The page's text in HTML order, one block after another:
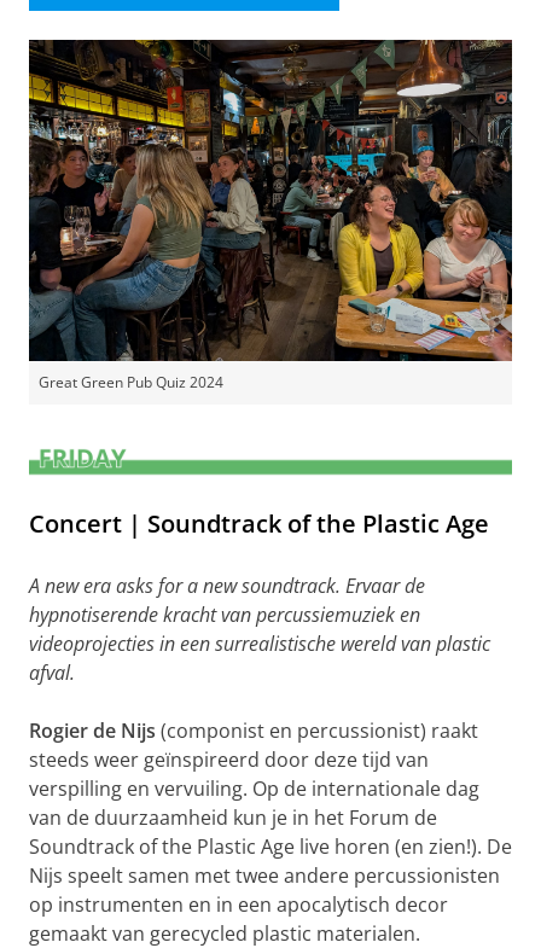
Great Green Pub Quiz 2024
Concert | Soundtrack of the Plastic Age
A new era asks for a new soundtrack. Ervaar de
hypnotiserende kracht van percussiemuziek en
videoprojecties in een surrealistische wereld van plastic
afval.
Rogier de Nijs (componist en percussionist) raakt
steeds weer geïnspireerd door deze tijd van
verspilling en vervuiling. Op de internationale dag
van de duurzaamheid kun je in het Forum de
Soundtrack of the Plastic Age live horen (en zien!). De
Nijs speelt samen met twee andere percussionisten
op instrumenten en in een apocalytisch decor
gemaakt van gerecycled plastic materialen.